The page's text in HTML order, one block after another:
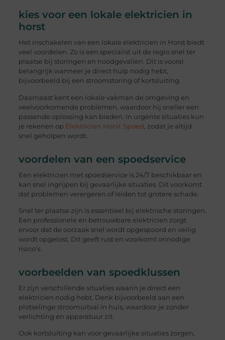
kies voor een lokale elektricien in
horst
Het inschakelen van een lokale elektricien in Horst biedt
veel voordelen. Zo is een specialist uit de regio snel ter
plaatse bij storingen en noodgevallen. Dit is vooral
belangrijk wanneer je direct hulp nodig hebt,
bijvoorbeeld bij een stroomstoring of kortsluiting.
Daarnaast kent een lokale vakman de omgeving en
veelvoorkomende problemen, waardoor hij sneller een
passende oplossing kan bieden. In urgente situaties kun
je rekenen op Elektricien Horst Spoed , zodat je altijd
snel geholpen wordt.
voordelen van een spoedservice
Een elektricien met spoedservice is 24/7 beschikbaar en
kan snel ingrijpen bij gevaarlijke situaties. Dit voorkomt
dat problemen verergeren of leiden tot grotere schade.
Snel ter plaatse zijn is essentieel bij elektrische storingen.
Een professionele en betrouwbare elektricien zorgt
ervoor dat de oorzaak snel wordt opgespoord en veilig
wordt opgelost. Dit geeft rust en voorkomt onnodige
risico’s.
voorbeelden van spoedklussen
Er zijn verschillende situaties waarin je direct een
elektricien nodig hebt. Denk bijvoorbeeld aan een
plotselinge stroomuitval in huis, waardoor je zonder
verlichting en apparatuur zit.
Ook kortsluiting kan voor gevaarlijke situaties zorgen,